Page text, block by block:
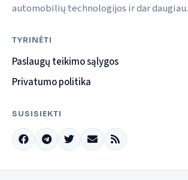
automobilių technologijos ir dar daugiau.
TYRINĖTI
Paslaugų teikimo sąlygos
Privatumo politika
SUSISIEKTI